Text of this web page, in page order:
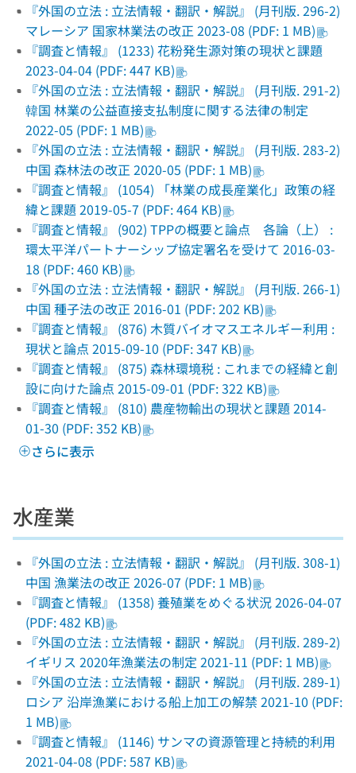
『外国の立法 : 立法情報・翻訳・解説』 (月刊版. 296-2)
マレーシア 国家林業法の改正 2023-08 (PDF: 1 MB)
『調査と情報』 (1233) 花粉発生源対策の現状と課題
2023-04-04 (PDF: 447 KB)
『外国の立法 : 立法情報・翻訳・解説』 (月刊版. 291-2)
韓国 林業の公益直接支払制度に関する法律の制定
2022-05 (PDF: 1 MB)
『外国の立法 : 立法情報・翻訳・解説』 (月刊版. 283-2)
中国 森林法の改正 2020-05 (PDF: 1 MB)
『調査と情報』 (1054) 「林業の成長産業化」政策の経
緯と課題 2019-05-7 (PDF: 464 KB)
『調査と情報』 (902) TPPの概要と論点 各論（上） :
環太平洋パートナーシップ協定署名を受けて 2016-03-
18 (PDF: 460 KB)
『外国の立法 : 立法情報・翻訳・解説』 (月刊版. 266-1)
中国 種子法の改正 2016-01 (PDF: 202 KB)
『調査と情報』 (876) 木質バイオマスエネルギー利用 :
現状と論点 2015-09-10 (PDF: 347 KB)
『調査と情報』 (875) 森林環境税 : これまでの経緯と創
設に向けた論点 2015-09-01 (PDF: 322 KB)
『調査と情報』 (810) 農産物輸出の現状と課題 2014-
01-30 (PDF: 352 KB)
さらに表示
水産業
『外国の立法 : 立法情報・翻訳・解説』 (月刊版. 308-1)
中国 漁業法の改正 2026-07 (PDF: 1 MB)
『調査と情報』 (1358) 養殖業をめぐる状況 2026-04-07
(PDF: 482 KB)
『外国の立法 : 立法情報・翻訳・解説』 (月刊版. 289-2)
イギリス 2020年漁業法の制定 2021-11 (PDF: 1 MB)
『外国の立法 : 立法情報・翻訳・解説』 (月刊版. 289-1)
ロシア 沿岸漁業における船上加工の解禁 2021-10 (PDF:
1 MB)
『調査と情報』 (1146) サンマの資源管理と持続的利用
2021-04-08 (PDF: 587 KB)